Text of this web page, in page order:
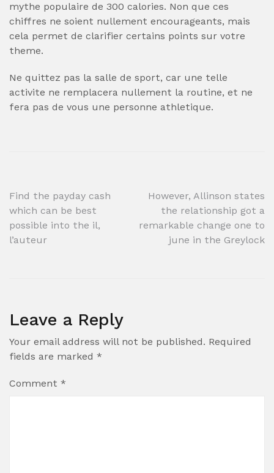
mythe populaire de 300 calories. Non que ces
chiffres ne soient nullement encourageants, mais
cela permet de clarifier certains points sur votre
theme.
Ne quittez pas la salle de sport, car une telle
activite ne remplacera nullement la routine, et ne
fera pas de vous une personne athletique.
Post
navigation
Find the payday cash
which can be best
possible into the il,
l’auteur
However, Allinson states
the relationship got a
remarkable change one to
june in the Greylock
Leave a Reply
Your email address will not be published. Required
fields are marked *
Comment *